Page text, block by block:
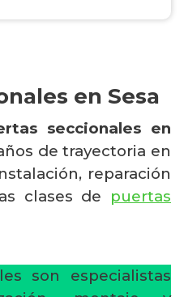
en Sesa
seccionales en
de trayectoria en
reparación
clases de puertas
son especialistas